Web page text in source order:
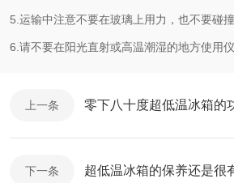
5.运输中注意不要在玻璃上用力，也不要碰撞
6.请不要在阳光直射或高温潮湿的地方使用仪
上一条
下一条 超低温冰箱的保养还是很